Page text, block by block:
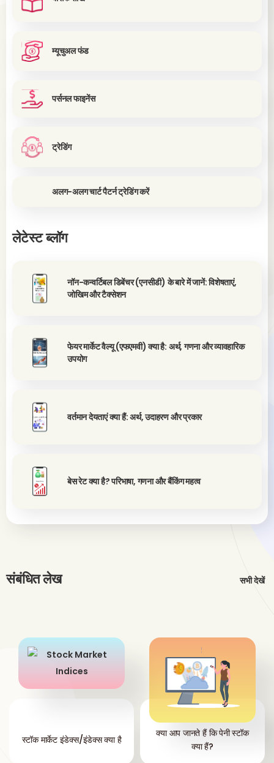
म्यूचुअल फंड
पर्सनल फाइनेंस
ट्रेडिंग
अलग-अलग चार्ट पैटर्न ट्रेडिंग करें
लेटेस्ट ब्लॉग
नॉन-कन्वर्टिबल डिबेंचर (एनसीडी) के बारे में जानें: विशेषताएं,
जोखिम और टैक्सेशन
फेयर मार्केट वैल्यू (एफएमवी) क्या है: अर्थ, गणना और व्यावहारिक
उपयोग
वर्तमान देयताएं क्या हैं: अर्थ, उदाहरण और प्रकार
बेस रेट क्या है? परिभाषा, गणना और बैंकिंग महत्व
संबंधित लेख सभी देखें
स्टॉक मार्केट इंडेक्स/इंडेक्स क्या है
क्या आप जानते हैं कि पेनी स्टॉक
क्या हैं?